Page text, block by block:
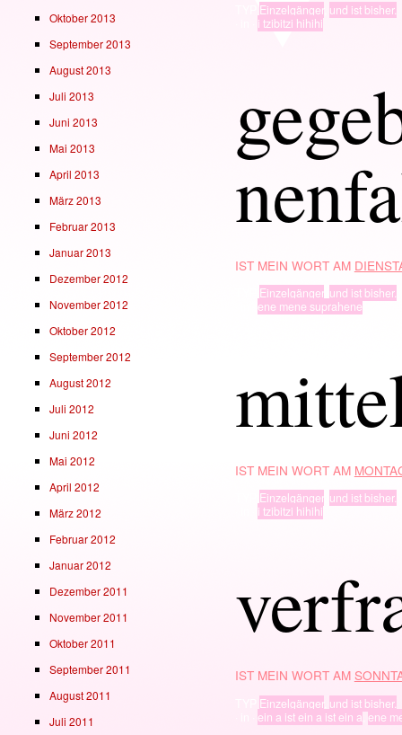
Einzelgänger, und ist bisher.
i tzibitzi hihihi
IST MEIN WORT AM
Einzelgänger, und ist bisher.
ene mene suprahene
IST MEIN WORT AM
Einzelgänger, und ist bisher.
i tzibitzi hihihi
IST MEIN WORT AM
Einzelgänger, und ist bisher.
ein a ist ein a ist ein a,ene
Oktober 2013
September 2013
August 2013
Juli 2013
Juni 2013
Mai 2013
April 2013
März 2013
Februar 2013
Januar 2013
Dezember 2012
November 2012
Oktober 2012
September 2012
August 2012
Juli 2012
Juni 2012
Mai 2012
April 2012
März 2012
Februar 2012
Januar 2012
Dezember 2011
November 2011
Oktober 2011
September 2011
August 2011
Juli 2011